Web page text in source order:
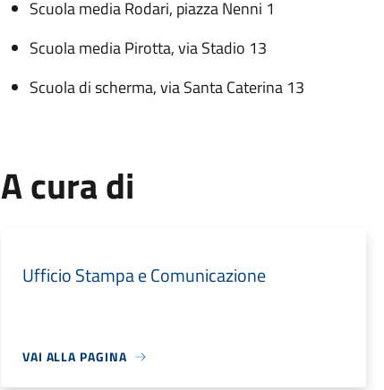
Scuola media Rodari, piazza Nenni 1
Scuola media Pirotta, via Stadio 13
Scuola di scherma, via Santa Caterina 13
A cura di
Ufficio Stampa e Comunicazione
VAI ALLA PAGINA